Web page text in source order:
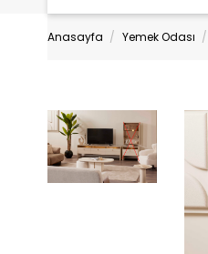
Anasayfa Yemek Odası